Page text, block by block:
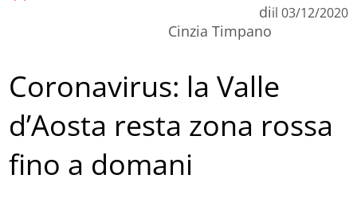
di
Cinzia Timpano
il 03/12/2020
Coronavirus: la Valle
d’Aosta resta zona rossa
fino a domani